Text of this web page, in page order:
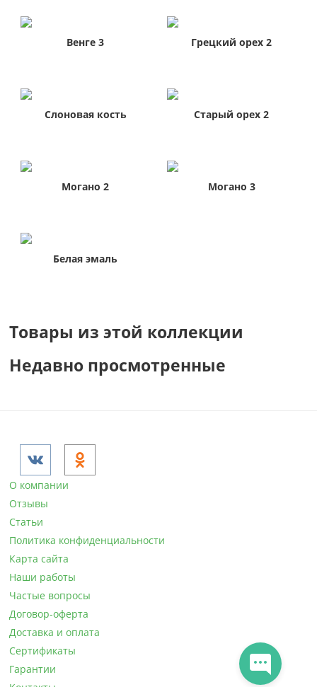
Венге 3 Грецкий орех 2
Слоновая кость Старый орех 2
Могано 2 Могано 3
Белая эмаль
Товары из этой коллекции
Недавно просмотренные
О компании
Отзывы
Статьи
Политика конфиденциальности
Карта сайта
Наши работы
Частые вопросы
Договор-оферта
Доставка и оплата
Сертификаты
Гарантии